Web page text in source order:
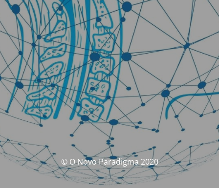
© O Novo Paradigma 2020